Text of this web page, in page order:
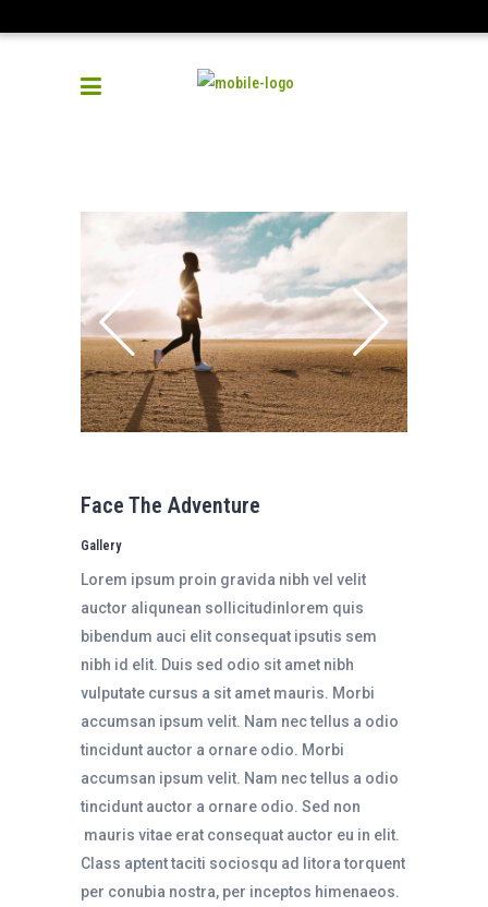
Face The Adventure
Gallery
Lorem ipsum proin gravida nibh vel velit
auctor aliqunean sollicitudinlorem quis
bibendum auci elit consequat ipsutis sem
nibh id elit. Duis sed odio sit amet nibh
vulputate cursus a sit amet mauris. Morbi
accumsan ipsum velit. Nam nec tellus a odio
tincidunt auctor a ornare odio. Morbi
accumsan ipsum velit. Nam nec tellus a odio
tincidunt auctor a ornare odio. Sed non
mauris vitae erat consequat auctor eu in elit.
Class aptent taciti sociosqu ad litora torquent
per conubia nostra, per inceptos himenaeos.